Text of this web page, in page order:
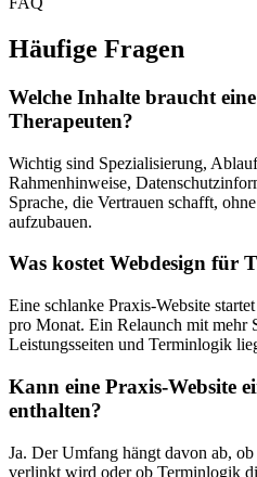
Häufige Fragen
Welche Inhalte braucht
Therapeuten?
Wichtig sind Spezialisierung,
Rahmenhinweise,
Sprache, die Vertrauen schafft,
aufzubauen.
Was kostet Webdesign für
Eine schlanke Praxis-Website
pro Monat. Ein Relaunch mit mehr
Leistungsseiten und Terminlogik
Kann eine Praxis-Website
enthalten?
Ja. Der Umfang hängt davon ab,
verlinkt wird oder ob Terminlogik